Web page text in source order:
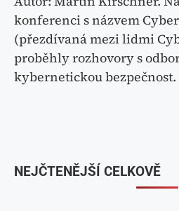
konferenci s názvem
(přezdívaná mezi lidmi
proběhly rozhovory s
kybernetickou
NEJČTENĚJŠÍ CELKOVĚ